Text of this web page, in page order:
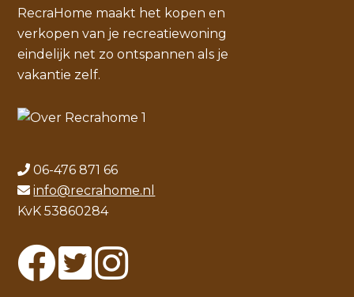
RecraHome maakt het kopen en
verkopen van je recreatiewoning
eindelijk net zo ontspannen als je
vakantie zelf.
06-476 871 66
info@recrahome.nl
KvK 53860284